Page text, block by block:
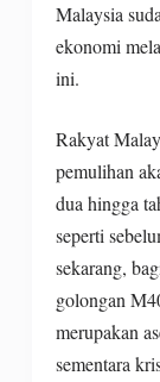
Malaysia
ekonomi
ini.
Rakyat
pemulihan
dua hingga
seperti
sekarang,
golongan
merupakan
sementara